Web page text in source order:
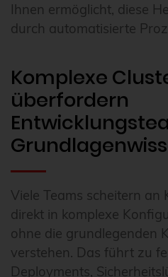
Ihnen ermöglicht, diese
durch automatisierte
Komplexe
überfordern
Viele Teams scheitern an
direkt in komplexe
ohne die grundlegenden
verstehen. Das führt zu
Deployments,